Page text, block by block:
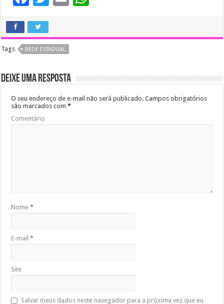
e
b
o
k
er
p
Tags REDE ESTADUAL
Deixe uma resposta
O seu endereço de e-mail não será publicado. Campos obrigatórios
são marcados com*
Comentário
Nome*
E-mail*
Site
Salvar meus dados neste navegador para a próxima vez que eu